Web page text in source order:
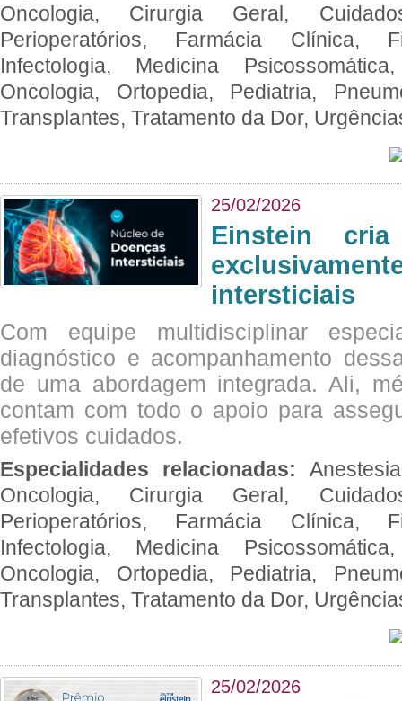
Oncologia, Cirurgia Geral,
Perioperatórios, Farmácia Clínica,
Infectologia, Medicina
Oncologia, Ortopedia, Pediatria,
Transplantes, Tratamento da Dor,
25/02/2026
Einstein
intersticiais
Com equipe multidisciplinar
diagnóstico e acompanhamento
de uma abordagem integrada. Ali,
contam com todo o apoio para
efetivos cuidados.
Especialidades relacionadas:
Oncologia, Cirurgia Geral,
Perioperatórios, Farmácia Clínica,
Infectologia, Medicina
Oncologia, Ortopedia, Pediatria,
Transplantes, Tratamento da Dor,
25/02/2026